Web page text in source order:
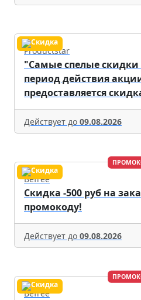
Productstar
"Самые спелые скидки
период действия
предоставляется
Действует до 09.08.2026
Befree
Скидка -500 руб на
промокоду!
Действует до 09.08.2026
Befree